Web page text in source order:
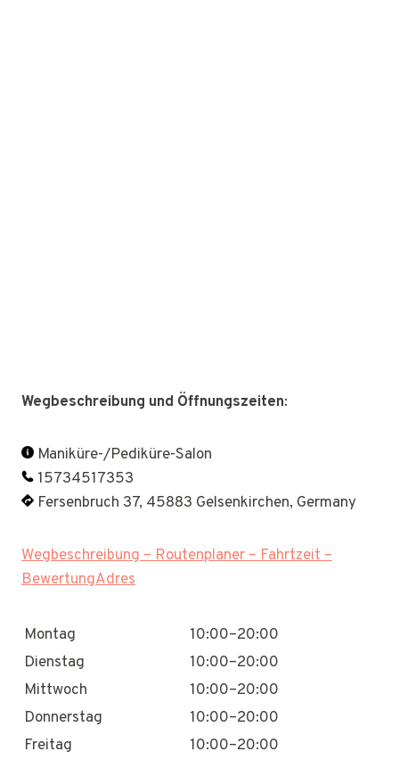
Wegbeschreibung und Öffnungszeiten:
Maniküre-/Pediküre-Salon
15734517353
Fersenbruch 37, 45883 Gelsenkirchen, Germany
Wegbeschreibung – Routenplaner – Fahrtzeit –
BewertungAdres
Montag
10:00–20:00
Dienstag
10:00–20:00
Mittwoch
10:00–20:00
Donnerstag
10:00–20:00
Freitag
10:00–20:00